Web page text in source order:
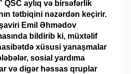
QSC aylıq və birsəfərlik
tətbiqini nəzərdən keçirir.
Emil Əhmədov
bildirib ki, müxtəlif
xüsusi yanaşmalar
sosial yardıma
və digər həssas qruplar